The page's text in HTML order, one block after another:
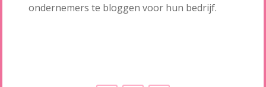
ondernemers te bloggen voor hun bedrijf.